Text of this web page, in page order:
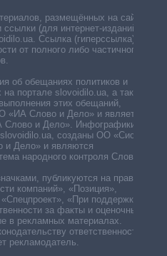
размещённых на сайте,
ссылки (для интернет-изданий —
Ссылка (гиперссылка)
от полного либо частичного
об обещаниях политиков и
портале slovoidilo.ua, а также
этих обещаний,
«ИА Слово и Дело» и является
и Дело». Инфографики,
созданы ОО «Система
и Дело» и являются
народного контроля Слово и
публикуются на правах
компаний», «Позиция»,
«При поддержке».
за факты и оценочные
в рекламных материалах.
ответственность за
рекламодатель.